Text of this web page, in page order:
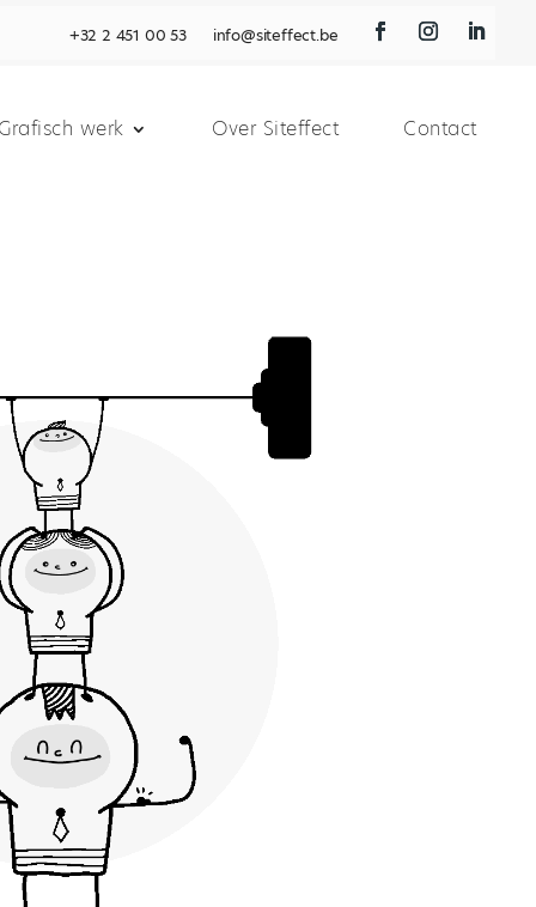
+32 2 451 00 53 info@siteffect.be
Grafisch werk Over Siteffect Contact